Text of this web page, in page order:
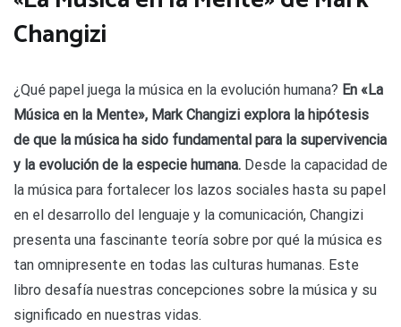
Changizi
¿Qué papel juega la música en la evolución humana? En «La
Música en la Mente», Mark Changizi explora la hipótesis
de que la música ha sido fundamental para la supervivencia
y la evolución de la especie humana. Desde la capacidad de
la música para fortalecer los lazos sociales hasta su papel
en el desarrollo del lenguaje y la comunicación, Changizi
presenta una fascinante teoría sobre por qué la música es
tan omnipresente en todas las culturas humanas. Este
libro desafía nuestras concepciones sobre la música y su
significado en nuestras vidas.